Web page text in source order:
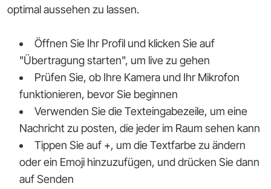
optimal aussehen zu lassen.
Öffnen Sie Ihr Profil und klicken Sie auf
"Übertragung starten", um live zu gehen
Prüfen Sie, ob Ihre Kamera und Ihr Mikrofon
funktionieren, bevor Sie beginnen
Verwenden Sie die Texteingabezeile, um eine
Nachricht zu posten, die jeder im Raum sehen kann
Tippen Sie auf +, um die Textfarbe zu ändern
oder ein Emoji hinzuzufügen, und drücken Sie dann
auf Senden